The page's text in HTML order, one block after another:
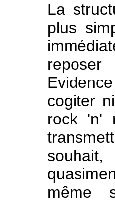
La
plus
cogiter
rock 'n'
même